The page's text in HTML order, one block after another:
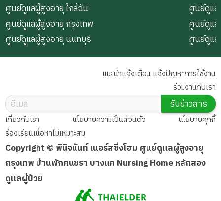
ศูนย์ดูแลผู้สูงอายุ ใกล้ฉัน
ศูนย์ดูแลผู้สูงอายุ กรุงเทพ
ศูนย์ดูแลผู้สูงอายุ นนทบุรี
ศูนย์ดูแ
ศูนย์ดูแ
ศูนย์ดูแ
Copyright © พินิจนันท์ เนอร์สซิ่งโฮม ศูนย์ดูแลผู้สูงอายุ
กรุงเทพ บ้านพักคนชรา บางแค Nursing Home หลักสอง
ดูแลผู้ป่วย
เกี่ยวกับเรา นโยบายความเป็นส่วนตัว
นโยบายคุกกี้
ร้องเรียนเนื้อหาไม่เหมาะสม
แนะนำแจ้งเตือน แจ้งปัญหาการใช้งาน
ร่วมงานกับเรา
รับข่าวสาร